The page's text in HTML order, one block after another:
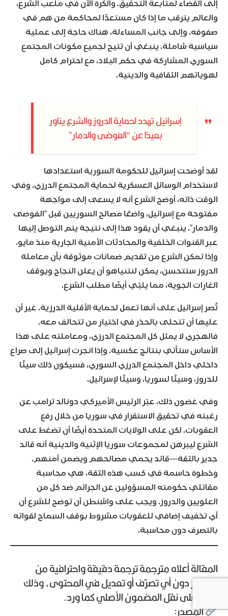
إلى القضاء لمتابعة التحقيق. والكرة الآن في ملعب الشرع،
والعالم يترقب ما إذا كان مستعدًا لمحاكمة من هم في
صفوفه. وإلى جانب المساءلة، هناك حاجة إلى عملية
سياسية شاملة. ينبغي أن تتيح لجميع مكونات المجتمع
السوري المشاركة في حكم البلاد، مع احترام كامل
لهوياتهم الثقافية والدينية.
إسرائيل تهدد لحماية الدروز والشرع يناور
بعيدًا عن “الفوضى والدمار”
لقد أوضحت إسرائيل للحكومة السورية استعدادها
لاستخدام الوسائل العسكرية لحماية المجتمع الدرزي. وفي
الوقت ذاته، أوضح الشرع أنه لا يسعى إلى مواجهة
مفتوحة مع إسرائيل، واضعًا مصالح السوريين قبل “الفوضى
والدمار”. ينبغي أن يقود هذا إلى نتيجة يتم التوصل إليها
عبر القنوات الخلفية والمحادثات الأمنية الجارية منذ مايو.
وإذا تمكن الشرع من تقديم ضمانات موثوقة بأن معاملة
الدروز ستتحسن، يمكن لنتنياهو أن يعلن النجاح ويوقف
الغارات الجوية، مما يلبّي أيضًا مطلب الشرع.
تُصر إسرائيل على أنها تعمل لحماية الأقلية الدرزية. غير أن
عليها أن تتحلى بالحذر في اختيار من تتحالف معه.
فالهجري لا يمثل كل المجتمع الدرزي، ومعاملته على هذا
الأساس ستأتي بنتائج عكسية. وإذا انجرت إسرائيل إلى صراع
داخلي داخل المجتمع الدرزي السوري، فسيكون ذلك سيئًا
للدروز، وسيئًا لسوريا، وسيئًا لإسرائيل.
وفي غضون ذلك، عبّر الرئيس الأميركي دونالد ترامب عن
رغبته في تحقيق الاستقرار في سوريا من خلال رفع
العقوبات. لكن على الولايات المتحدة أيضًا أن تضغط على
الشرع ليبرهن لمجموعات سوريا الإثنية والدينية أنه قائد
جدير بالثقة—قائد يحمي مصالحهم ويضمن أمنهم.
وخطوة حاسمة في كسب هذه الثقة، هي محاسبة
مقاتلي حكومته المسؤولين عن الجرائم ضد كل من
العلويين والدروز. ويجب على واشنطن أن توضح للشرع أن
أي تخفيف إضافي للعقوبات مشروط بوقف السماح لقواته
بالتصرف دون محاسبة.
المقالة أعلاه مترجمة ترجمة دقيقة واحترافية من
المصدر دون أي تصرّف أو تعديل في المحتوى، وذلك
حرصًا على نقل المضمون الأصلي كما ورد.
المصدر: